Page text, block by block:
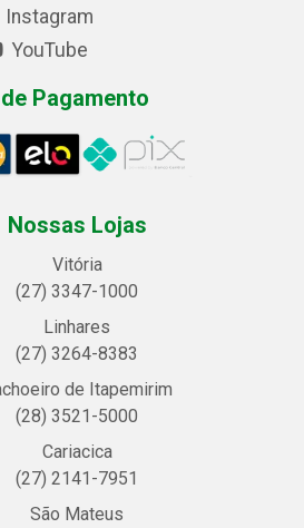
Instagram
YouTube
Pagamento
Nossas Lojas
Vitória
(27) 3347-1000
Linhares
(27) 3264-8383
de Itapemirim
(28) 3521-5000
Cariacica
(27) 2141-7951
São Mateus